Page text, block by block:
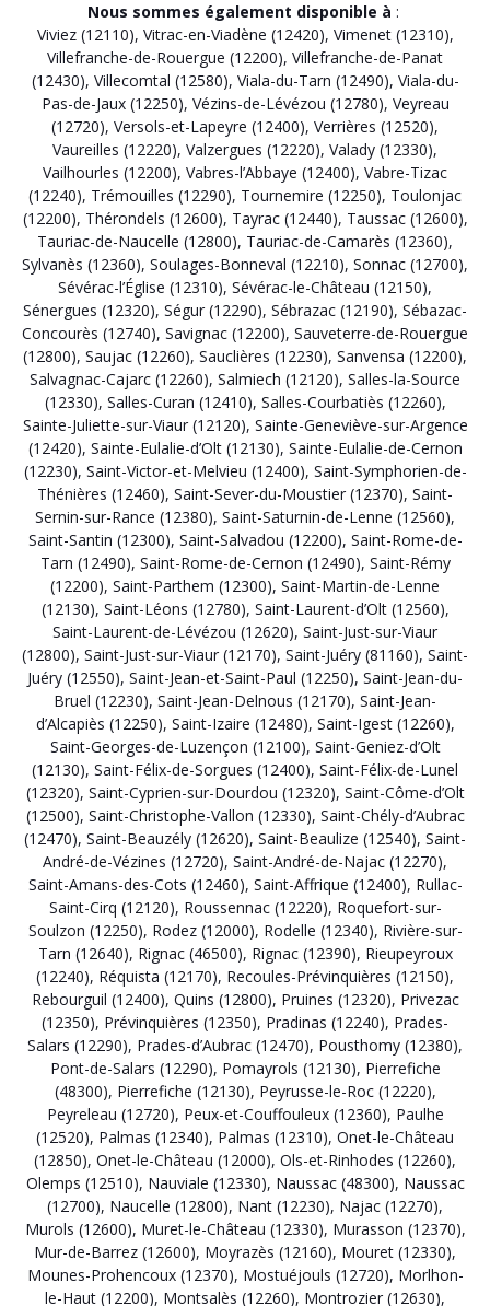
Nous sommes également disponible à :
Viviez (12110), Vitrac-en-Viadène (12420), Vimenet (12310),
Villefranche-de-Rouergue (12200), Villefranche-de-Panat
(12430), Villecomtal (12580), Viala-du-Tarn (12490), Viala-du-
Pas-de-Jaux (12250), Vézins-de-Lévézou (12780), Veyreau
(12720), Versols-et-Lapeyre (12400), Verrières (12520),
Vaureilles (12220), Valzergues (12220), Valady (12330),
Vailhourles (12200), Vabres-l’Abbaye (12400), Vabre-Tizac
(12240), Trémouilles (12290), Tournemire (12250), Toulonjac
(12200), Thérondels (12600), Tayrac (12440), Taussac (12600),
Tauriac-de-Naucelle (12800), Tauriac-de-Camarès (12360),
Sylvanès (12360), Soulages-Bonneval (12210), Sonnac (12700),
Sévérac-l’Église (12310), Sévérac-le-Château (12150),
Sénergues (12320), Ségur (12290), Sébrazac (12190), Sébazac-
Concourès (12740), Savignac (12200), Sauveterre-de-Rouergue
(12800), Saujac (12260), Sauclières (12230), Sanvensa (12200),
Salvagnac-Cajarc (12260), Salmiech (12120), Salles-la-Source
(12330), Salles-Curan (12410), Salles-Courbatiès (12260),
Sainte-Juliette-sur-Viaur (12120), Sainte-Geneviève-sur-Argence
(12420), Sainte-Eulalie-d’Olt (12130), Sainte-Eulalie-de-Cernon
(12230), Saint-Victor-et-Melvieu (12400), Saint-Symphorien-de-
Thénières (12460), Saint-Sever-du-Moustier (12370), Saint-
Sernin-sur-Rance (12380), Saint-Saturnin-de-Lenne (12560),
Saint-Santin (12300), Saint-Salvadou (12200), Saint-Rome-de-
Tarn (12490), Saint-Rome-de-Cernon (12490), Saint-Rémy
(12200), Saint-Parthem (12300), Saint-Martin-de-Lenne
(12130), Saint-Léons (12780), Saint-Laurent-d’Olt (12560),
Saint-Laurent-de-Lévézou (12620), Saint-Just-sur-Viaur
(12800), Saint-Just-sur-Viaur (12170), Saint-Juéry (81160), Saint-
Juéry (12550), Saint-Jean-et-Saint-Paul (12250), Saint-Jean-du-
Bruel (12230), Saint-Jean-Delnous (12170), Saint-Jean-
d’Alcapiès (12250), Saint-Izaire (12480), Saint-Igest (12260),
Saint-Georges-de-Luzençon (12100), Saint-Geniez-d’Olt
(12130), Saint-Félix-de-Sorgues (12400), Saint-Félix-de-Lunel
(12320), Saint-Cyprien-sur-Dourdou (12320), Saint-Côme-d’Olt
(12500), Saint-Christophe-Vallon (12330), Saint-Chély-d’Aubrac
(12470), Saint-Beauzély (12620), Saint-Beaulize (12540), Saint-
André-de-Vézines (12720), Saint-André-de-Najac (12270),
Saint-Amans-des-Cots (12460), Saint-Affrique (12400), Rullac-
Saint-Cirq (12120), Roussennac (12220), Roquefort-sur-
Soulzon (12250), Rodez (12000), Rodelle (12340), Rivière-sur-
Tarn (12640), Rignac (46500), Rignac (12390), Rieupeyroux
(12240), Réquista (12170), Recoules-Prévinquières (12150),
Rebourguil (12400), Quins (12800), Pruines (12320), Privezac
(12350), Prévinquières (12350), Pradinas (12240), Prades-
Salars (12290), Prades-d’Aubrac (12470), Pousthomy (12380),
Pont-de-Salars (12290), Pomayrols (12130), Pierrefiche
(48300), Pierrefiche (12130), Peyrusse-le-Roc (12220),
Peyreleau (12720), Peux-et-Couffouleux (12360), Paulhe
(12520), Palmas (12340), Palmas (12310), Onet-le-Château
(12850), Onet-le-Château (12000), Ols-et-Rinhodes (12260),
Olemps (12510), Nauviale (12330), Naussac (48300), Naussac
(12700), Naucelle (12800), Nant (12230), Najac (12270),
Murols (12600), Muret-le-Château (12330), Murasson (12370),
Mur-de-Barrez (12600), Moyrazès (12160), Mouret (12330),
Mounes-Prohencoux (12370), Mostuéjouls (12720), Morlhon-
le-Haut (12200), Montsalès (12260), Montrozier (12630),